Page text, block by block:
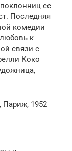
ее
Последняя
комедии
к
связи с
Коко
Париж, 1952